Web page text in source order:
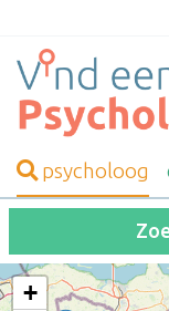
psycholoog
+